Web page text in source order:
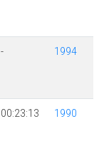
- 1994
00:23:13 1990